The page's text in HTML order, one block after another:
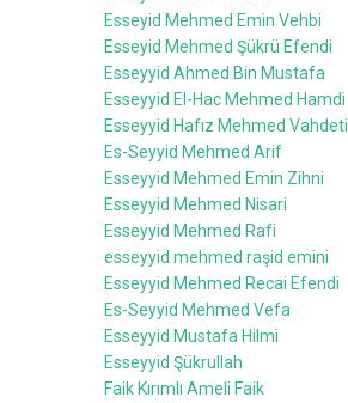
Esseyid Mehmed Emin Vehbi
Esseyid Mehmed Şükrü Efendi
Esseyyid Ahmed Bin Mustafa
Esseyyid El-Hac Mehmed Hamdi
Esseyyid Hafız Mehmed Vahdeti
Es-Seyyid Mehmed Arif
Esseyyid Mehmed Emin Zihni
Esseyyid Mehmed Nisari
Esseyyid Mehmed Rafi
esseyyid mehmed raşid emini
Esseyyid Mehmed Recai Efendi
Es-Seyyid Mehmed Vefa
Esseyyid Mustafa Hilmi
Esseyyid Şükrullah
Faik Kırımlı Ameli Faik